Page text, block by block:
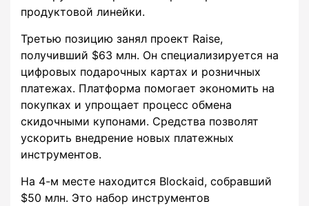
продуктовой линейки.
Третью позицию занял проект Raise,
получивший $63 млн. Он специализируется на
цифровых подарочных картах и розничных
платежах. Платформа помогает экономить на
покупках и упрощает процесс обмена
скидочными купонами. Средства позволят
ускорить внедрение новых платежных
инструментов.
На 4-м месте находится Blockaid, собравший
$50 млн. Это набор инструментов